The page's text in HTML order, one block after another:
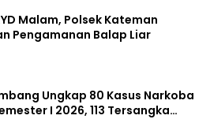
Malam, Polsek Kateman
Pengamanan Balap Liar
Ungkap 80 Kasus Narkoba
I 2026, 113 Tersangka